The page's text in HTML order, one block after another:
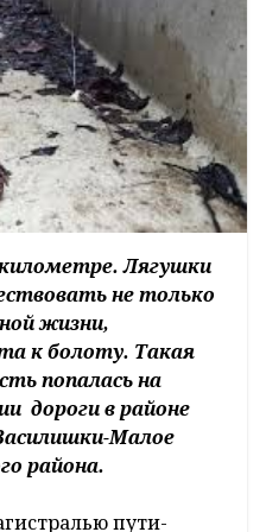
Лягушки
не только
жизни,
к болоту. Такая
попалась на
дороги в районе
Малое
района.
пути-